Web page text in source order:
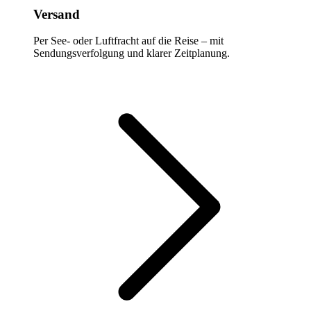
Versand
Per See- oder Luftfracht auf die Reise – mit
Sendungsverfolgung und klarer Zeitplanung.